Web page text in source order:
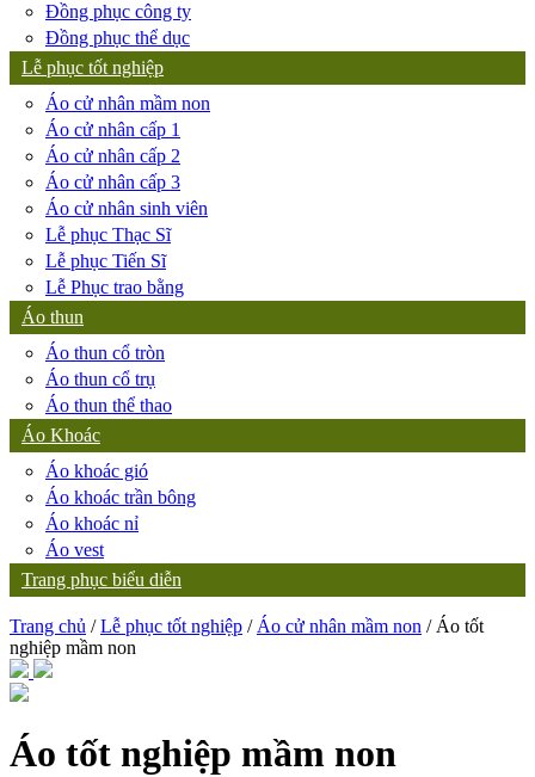
Đồng phục công ty
Đồng phục thể dục
Lễ phục tốt nghiệp
Áo cử nhân mầm non
Áo cử nhân cấp 1
Áo cử nhân cấp 2
Áo cử nhân cấp 3
Áo cử nhân sinh viên
Lễ phục Thạc Sĩ
Lễ phục Tiến Sĩ
Lễ Phục trao bằng
Áo thun
Áo thun cổ tròn
Áo thun cổ trụ
Áo thun thể thao
Áo Khoác
Áo khoác gió
Áo khoác trần bông
Áo khoác nỉ
Áo vest
Trang phục biểu diễn
Trang chủ /Lễ phục tốt nghiệp / Áo cử nhân mầm non / Áo tốt
nghiệp mầm non
Áo tốt nghiệp mầm non